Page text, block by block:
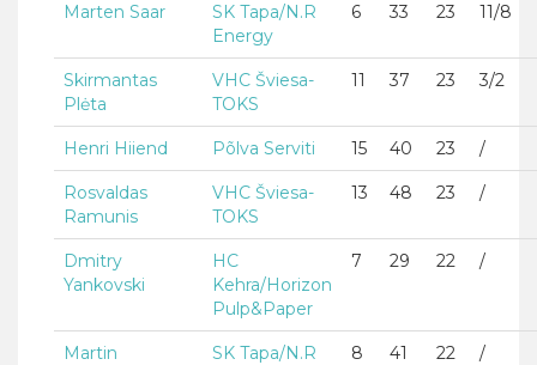
Marten Saar
SK Tapa/N.R
Energy
6 33 23 11/8
Skirmantas
Plėta
VHC Šviesa-
TOKS
11 37 23 3/2
Henri Hiiend Põlva Serviti 15 40 23 /
Rosvaldas
Ramunis
VHC Šviesa-
TOKS
13 48 23 /
Dmitry
Yankovski
HC
Kehra/Horizon
Pulp&Paper
7 29 22 /
Martin
SK Tapa/N.R
8 41 22 /